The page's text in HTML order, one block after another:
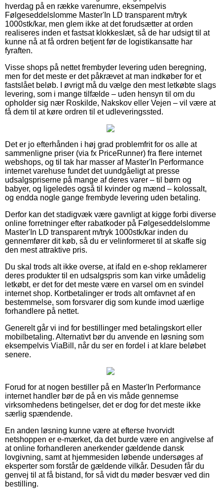
hverdag på en række varenumre, eksempelvis
Følgeseddelslomme Master'In LD transparent m/tryk
1000stk/kar, men glem ikke at det forudsætter at orden
realiseres inden et fastsat klokkeslæt, så de har udsigt til at
kunne nå at få ordren betjent før de logistikansatte har
fyraften.
Visse shops på nettet frembyder levering uden beregning,
men for det meste er det påkrævet at man indkøber for et
fastslået beløb. I øvrigt må du vælge den mest letkøbte slags
levering, som i mange tilfælde – uden hensyn til om du
opholder sig nær Roskilde, Nakskov eller Vejen – vil være at
få dem til at køre ordren til et udleveringssted.
Det er jo efterhånden i høj grad problemfrit for os alle at
sammenligne priser (via fx PriceRunner) fra flere internet
webshops, og til tak har masser af Master'In Performance
internet varehuse fundet det uundgåeligt at presse
udsalgspriserne på mange af deres varer – til børn og
babyer, og ligeledes også til kvinder og mænd – kolossalt,
og endda nogle gange frembyde levering uden betaling.
Derfor kan det stadigvæk være gavnligt at kigge forbi diverse
online forretninger efter rabatkoder på Følgeseddelslomme
Master'In LD transparent m/tryk 1000stk/kar inden du
gennemfører dit køb, så du er velinformeret til at skaffe sig
den mest attraktive pris.
Du skal trods alt ikke overse, at ifald en e-shop reklamerer
deres produkter til en udsalgspris som kan virke umådelig
letkøbt, er det for det meste være en varsel om en svindel
internet shop. Kortbetalinger er trods alt omfavnet af en
bestemmelse, som forsvarer dig som kunde imod uærlige
forhandlere på nettet.
Generelt går vi ind for bestillinger med betalingskort eller
mobilbetaling. Alternativt bør du anvende en løsning som
eksempelvis ViaBill, når du ser en fordel i at klare beløbet
senere.
Forud for at nogen bestiller på en Master'In Performance
internet handler bør de på en vis måde gennemse
virksomhedens betingelser, det er dog for det meste ikke
særlig spændende.
En anden løsning kunne være at efterse hvorvidt
netshoppen er e-mærket, da det burde være en angivelse af
at online forhandleren anerkender gældende dansk
lovgivning, samt at hjemmesiden løbende undersøges af
eksperter som forstår de gældende vilkår. Desuden får du
genvej til at få bistand, for så vidt du møder besvær ved din
bestilling.